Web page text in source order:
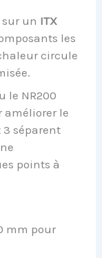
un ITX
les
circule
le NR200
améliorer le
3 séparent
points à
mm pour